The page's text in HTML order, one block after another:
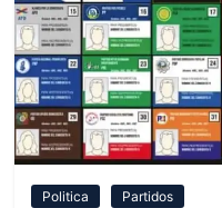
Politica Partidos